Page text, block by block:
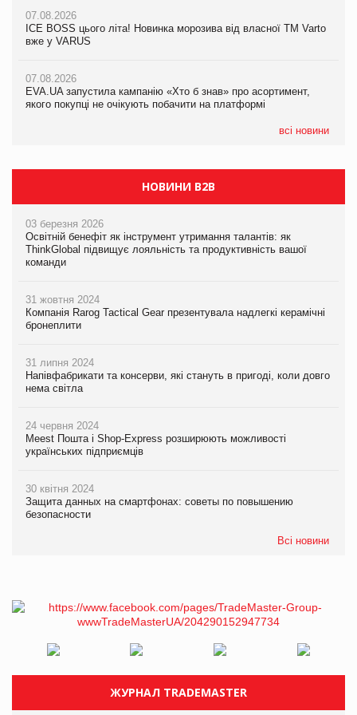
07.08.2026
ICE BOSS цього літа! Новинка морозива від власної ТМ Varto
вже у VARUS
07.08.2026
EVA.UA запустила кампанію «Хто б знав» про асортимент,
якого покупці не очікують побачити на платформі
всі новини
07.08.2026
ICE BOSS цього літа! Новинка морозива від власної ТМ Varto
вже у VARUS
07.08.2026
EVA.UA запустила кампанію «Хто б знав» про асортимент,
якого покупці не очікують побачити на платформі
Продажі Hugo Boss впали на 9%
НОВИНИ B2B
03 березня 2026
Освітній бенефіт як інструмент утримання талантів: як
ThinkGlobal підвищує лояльність та продуктивність вашої
команди
31 жовтня 2024
Компанія Rarog Tactical Gear презентувала надлегкі керамічні
бронеплити
31 липня 2024
Напівфабрикати та консерви, які стануть в пригоді, коли довго
нема світла
24 червня 2024
Meest Пошта і Shop-Express розширюють можливості
українських підприємців
30 квітня 2024
Защита данных на смартфонах: советы по повышению
безопасности
Всі новини
ЖУРНАЛ TRADEMASTER